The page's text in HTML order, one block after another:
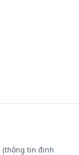
(thông tin định